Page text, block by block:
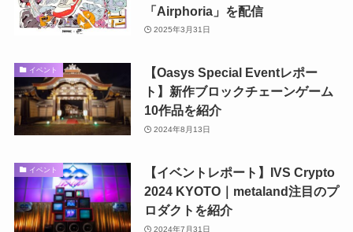
「Airphoria」を配信
2025年3月31日
イベント
【Oasys Special Eventレポー
ト】新作ブロックチェーンゲーム
10作品を紹介
2024年8月13日
イベント
【イベントレポート】IVS Crypto
2024 KYOTO｜metaland注目のプ
ロダクトを紹介
2024年7月31日